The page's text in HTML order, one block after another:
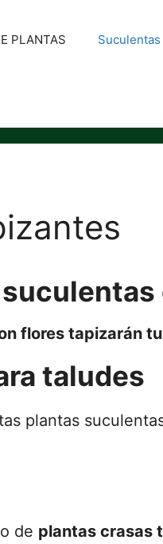
PLANTAS
flores tapizarán
taludes
plantas
de plantas crasas